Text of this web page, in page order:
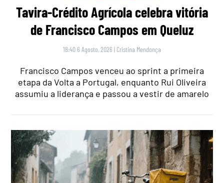
Tavira-Crédito Agrícola celebra vitória
de Francisco Campos em Queluz
18:40 6 Agosto, 2026 | Cristina Mendonça
Francisco Campos venceu ao sprint a primeira
etapa da Volta a Portugal, enquanto Rui Oliveira
assumiu a liderança e passou a vestir de amarelo